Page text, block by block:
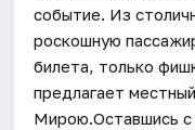
событие. Из
роскошную
билета, только
предлагает
Мирою.Оставшись